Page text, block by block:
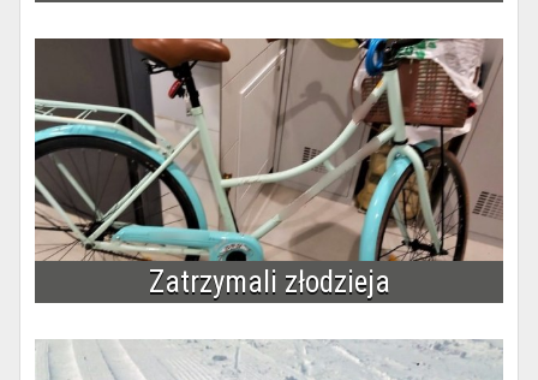
Zatrzymali złodzieja